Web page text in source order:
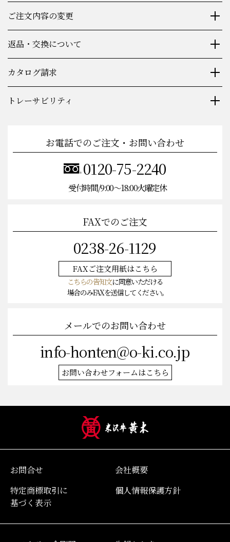
ご注文内容の変更
返品・交換について
カタログ請求
トレーサビリティ
お電話でのご注文・お問い合わせ
0120-75-2240
受付時間/9:00〜18:00火曜定休
FAXでのご注文
0238-26-1129
FAXご注文用紙はこちら
こちらの告知文に同意いただける
場合のみFAXを送信してください。
メールでのお問い合わせ
info-honten@o-ki.co.jp
お問い合わせフォームはこちら
お問合せ
会社概要
特定商標取引に
基づく表示
個人情報保護方針